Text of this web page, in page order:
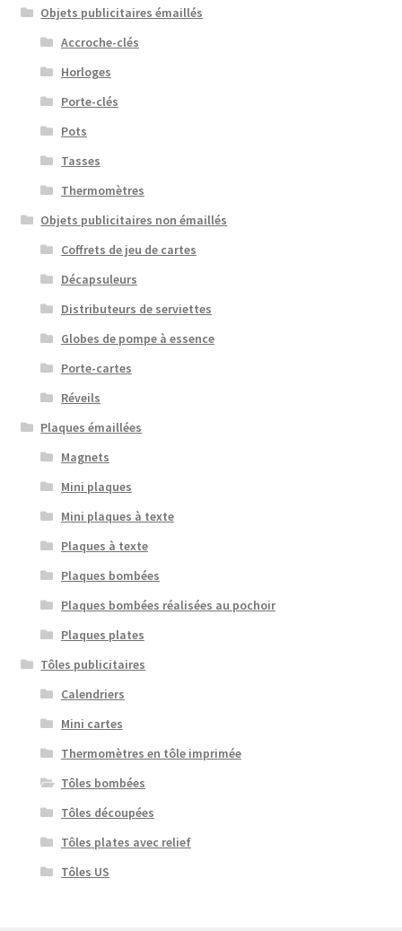
Objets publicitaires émaillés
Accroche-clés
Horloges
Porte-clés
Pots
Tasses
Thermomètres
Objets publicitaires non émaillés
Coffrets de jeu de cartes
Décapsuleurs
Distributeurs de serviettes
Globes de pompe à essence
Porte-cartes
Réveils
Plaques émaillées
Magnets
Mini plaques
Mini plaques à texte
Plaques à texte
Plaques bombées
Plaques bombées réalisées au pochoir
Plaques plates
Tôles publicitaires
Calendriers
Mini cartes
Thermomètres en tôle imprimée
Tôles bombées
Tôles découpées
Tôles plates avec relief
Tôles US